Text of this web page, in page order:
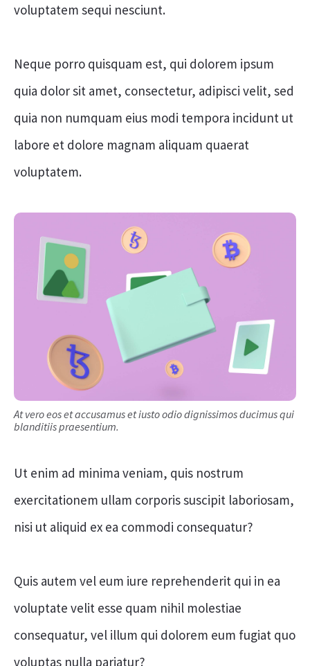
voluptatem sequi nesciunt.
Neque porro quisquam est, qui dolorem ipsum
quia dolor sit amet, consectetur, adipisci velit, sed
quia non numquam eius modi tempora incidunt ut
labore et dolore magnam aliquam quaerat
voluptatem.
At vero eos et accusamus et iusto odio dignissimos ducimus qui
blanditiis praesentium.
Ut enim ad minima veniam, quis nostrum
exercitationem ullam corporis suscipit laboriosam,
nisi ut aliquid ex ea commodi consequatur?
Quis autem vel eum iure reprehenderit qui in ea
voluptate velit esse quam nihil molestiae
consequatur, vel illum qui dolorem eum fugiat quo
voluptas nulla pariatur?